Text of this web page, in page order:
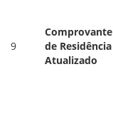
9
Comprovante
de Residência
Atualizado